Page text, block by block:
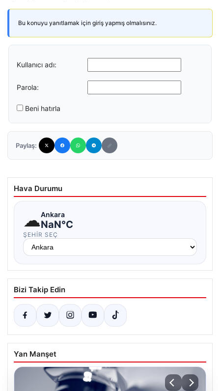
Bu konuyu yanıtlamak için giriş yapmış olmalısınız.
Kullanıcı adı:
Parola:
Beni hatırla
Paylaş:
Hava Durumu
☁Ankara
NaN°C
ŞEHIR SEÇ
Bizi Takip Edin
Yan Manşet